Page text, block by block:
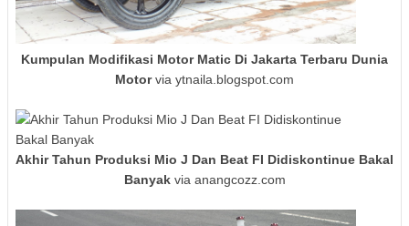
Kumpulan Modifikasi Motor Matic Di Jakarta Terbaru Dunia
Motorvia ytnaila.blogspot.com
Akhir Tahun Produksi Mio J Dan Beat FI Didiskontinue Bakal
Banyakvia anangcozz.com